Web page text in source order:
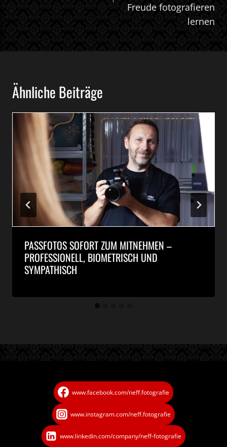
Freude fotografieren
lernen
Ähnliche Beiträge
PASSFOTOS SOFORT ZUM MITNEHMEN –
PROFESSIONELL, BIOMETRISCH UND
SYMPATHISCH
www.facebook.com/neff.fotografie
www.instagram.com/neff.fotografie
www.linkedin.com/company/neff-fotografie